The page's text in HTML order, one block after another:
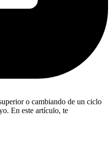
o cambiando de un ciclo
En este artículo, te